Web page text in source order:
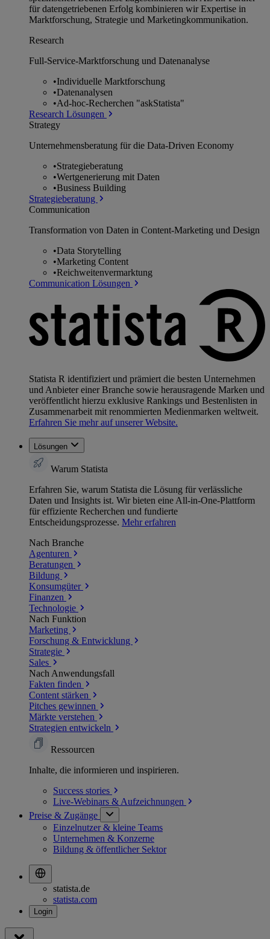
für datengetriebenen Erfolg kombinieren wir Expertise in
Marktforschung, Strategie und Marketingkommunikation.
Research
Full-Service-Marktforschung und Datenanalyse
•Individuelle Marktforschung
•Datenanalysen
•Ad-hoc-Recherchen "askStatista"
Research Lösungen
Strategy
Unternehmens­beratung für die Data-Driven Economy
•Strategieberatung
•Wertgenerierung mit Daten
•Business Building
Strategieberatung
Communication
Transformation von Daten in Content-Marketing und Design
•Data Storytelling
•Marketing Content
•Reichweitenvermarktung
Communication Lösungen
Statista R identifiziert und prämiert die besten Unternehmen
und Anbieter einer Branche sowie herausragende Marken und
veröffentlicht hierzu exklusive Rankings und Bestenlisten in
Zusammenarbeit mit renommierten Medienmarken weltweit.
Erfahren Sie mehr auf unserer Website.
Lösungen
Warum Statista
Erfahren Sie, warum Statista die Lösung für verlässliche
Daten und Insights ist. Wir bieten eine All-in-One-Plattform
für effiziente Recherchen und fundierte
Entscheidungsprozesse. Mehr erfahren
Nach Branche
Agenturen
Beratungen
Bildung
Konsumgüter
Finanzen
Technologie
Nach Funktion
Marketing
Forschung & Entwicklung
Strategie
Sales
Nach Anwendungsfall
Fakten finden
Content stärken
Pitches gewinnen
Märkte verstehen
Strategien entwickeln
Ressourcen
Inhalte, die informieren und inspirieren.
Success stories
Live-Webinars & Aufzeichnungen
Preise & Zugänge
Einzelnutzer & kleine Teams
Unternehmen & Konzerne
Bildung & öffentlicher Sektor
statista.de
statista.com